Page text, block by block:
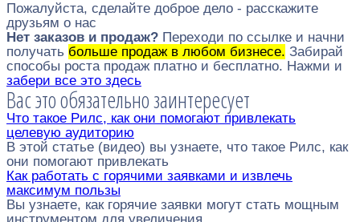
Пожалуйста, сделайте доброе дело - расскажите
друзьям о нас
Нет заказов и продаж? Переходи по ссылке и начни
получать больше продаж в любом бизнесе. Забирай
способы роста продаж платно и бесплатно. Нажми и
забери все это здесь
Вас это обязательно заинтересует
Что такое Рилс, как они помогают привлекать
целевую аудиторию
В этой статье (видео) вы узнаете, что такое Рилс, как
они помогают привлекать
Как работать с горячими заявками и извлечь
максимум пользы
Вы узнаете, как горячие заявки могут стать мощным